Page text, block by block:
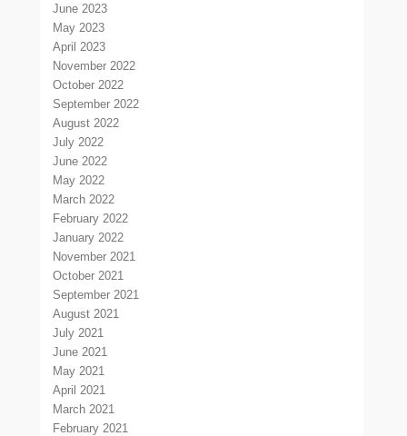
June 2023
May 2023
April 2023
November 2022
October 2022
September 2022
August 2022
July 2022
June 2022
May 2022
March 2022
February 2022
January 2022
November 2021
October 2021
September 2021
August 2021
July 2021
June 2021
May 2021
April 2021
March 2021
February 2021